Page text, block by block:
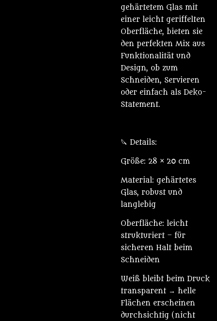
gehärtetem Glas mit
einer leicht geriffelten
Oberfläche, bieten sie
den perfekten Mix aus
Funktionalität und
Design, ob zum
Schneiden, Servieren
oder einfach als Deko-
Statement.
🔪 Details:
Größe: 28 × 20 cm
Material: gehärtetes
Glas, robust und
langlebig
Oberfläche: leicht
strukturiert – für
sicheren Halt beim
Schneiden
Weiß bleibt beim Druck
transparent → helle
Flächen erscheinen
durchsichtig (nicht